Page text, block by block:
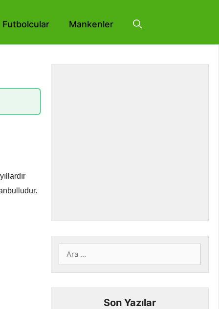
Futbolcular Mankenler
için
ara
Son Yazılar